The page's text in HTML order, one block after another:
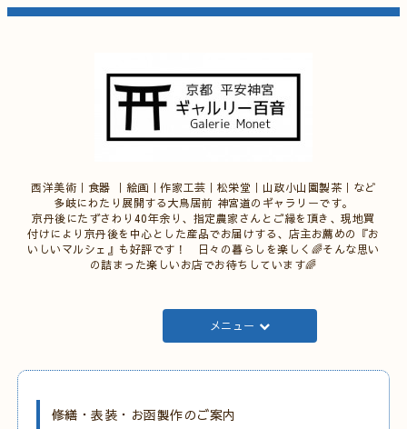
西洋美術｜食器 ｜絵画｜作家工芸｜松栄堂｜山政小山園製茶｜など
多岐にわたり展開する大鳥居前 神宮道のギャラリーです。
京丹後にたずさわり40年余り、指定農家さんとご縁を頂き、現地買
付けにより京丹後を中心とした産品でお届けする、店主お薦めの『お
いしいマルシェ』も好評です！ 日々の暮らしを楽しく🌈そんな思い
の詰まった楽しいお店でお待ちしています🌈
メニュー
修繕・表装・お函製作のご案内